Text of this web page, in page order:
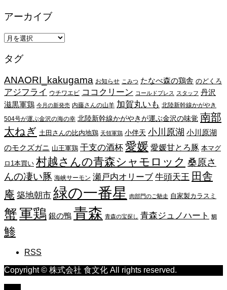
アーカイブ
ア
カ
ブ
タグ
ANAORI_kakugama お知らせ こみつ たなべ森の鶏舎 のどくろ
アジフライ ウチワエビ ココクリーン コールドプレス スタッフ 丹沢
滋黒軍鶏 今月の新発売 内藤さんの山羊 加賀丸いも 北陸新幹線かがやき
504号が運ぶ金沢の海の幸 北陸新幹線かがやきが運ぶ金沢の味覚 南部
太ねぎ 土田さんの比内地鶏 天領軍鶏 小伴天 小川原湖 小川原湖
のモクズガニ 山王軍鶏 干支の酒杯 愛媛 愛媛甘とろ豚 本マグ
ロ1本買い 村越さんの青森シャモロック 桑原さ
んの凄い豚 海峡サーモン 瀬戸内オリーブ 牛頭天王 田舎
庵 築地朝市 緑の一番星 肉部門のご馳走 自家製カラスミ
蟹軍鶏 銀の鴨 青森 青森の宝探し 青森ジュノハート 鯛
鯵
RSS
Copyright © 株式会社 食文化 All rights reserved.